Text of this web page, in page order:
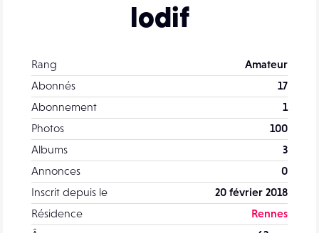
lodif
Rang
Amateur
Abonnés
17
Abonnement
1
Photos
100
Albums
3
Annonces
0
Inscrit depuis le
20 février 2018
Résidence
Rennes